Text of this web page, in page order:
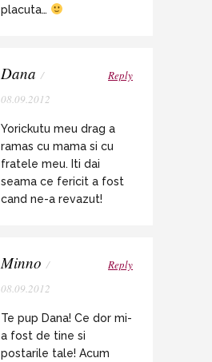
placuta…
Dana /
08.09.2012
Reply
Yorickutu meu drag a
ramas cu mama si cu
fratele meu. Iti dai
seama ce fericit a fost
cand ne-a revazut!
Minno /
08.09.2012
Reply
Te pup Dana! Ce dor mi-
a fost de tine si
postarile tale! Acum